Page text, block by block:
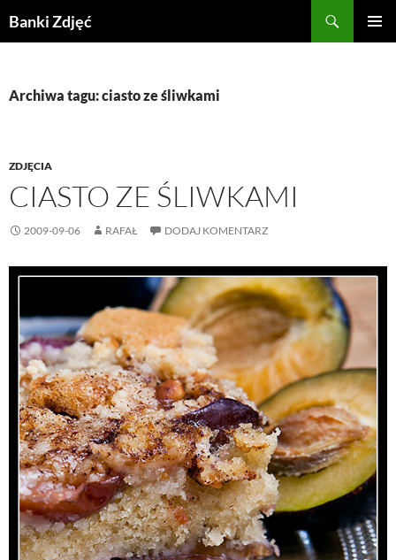
doBanki Zdjęć
Archiwa tagu: ciasto ze śliwkami
ZDJĘCIA
CIASTO ZE ŚLIWKAMI
2009-09-06 RAFAŁ DODAJ KOMENTARZ